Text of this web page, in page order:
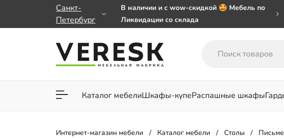
Санкт-
Петербург
В наличии и с wow-скидкой 🤩 Мебель по
Ликвидации со склада
заказе от 50 000 ₽
Важно! Наш Whatsapp переехал на номер
Каталог мебелиШкафы-купеРаспашные шкафы
Для гостиной Для спальни
Интернет-магазин мебели Каталог мебели Столы